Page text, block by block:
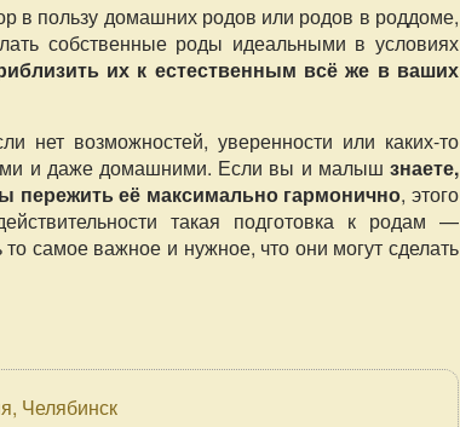
в пользу домашних родов или родов в роддоме,
собственные роды идеальными в условиях
их к естественным всё же в ваших
нет возможностей, уверенности или каких-то
и даже домашними. Если вы и малыш знаете,
пережить её максимально гармонично, этого
такая подготовка к родам —
самое важное и нужное, что они могут сделать
Челябинск